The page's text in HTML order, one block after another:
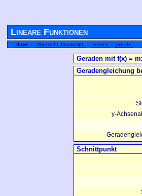
Lineare Funktionen
:.: down :.: Übersicht Javascript :.: service :.: jaik.de :.:
Geraden mit f(x) =
Geradengleichung
y-
Schnittpunkt